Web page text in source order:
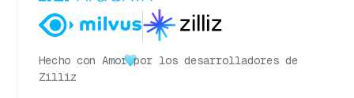
Hecho con Amor por los desarrolladores de
Zilliz